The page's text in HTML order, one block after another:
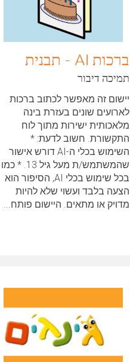
ברכות AI - תבנית
תמיכה דיבור
יישום זה מאפשר לכתוב ברכות
לארועים שונים בעזרת בינה
מלאכותית ישירות מתוך לוח
התקשורת. חשוב לדעת: *
השימוש בכלי ה-AI דורש אישור
שהמשתמש/ת מעל גיל 13. * כמו
בכל שימוש בכלי AI, הסיפור הוא
הצעה בלבד ועשוי שלא להיות
מדויק או מתאים. היישום פותח...